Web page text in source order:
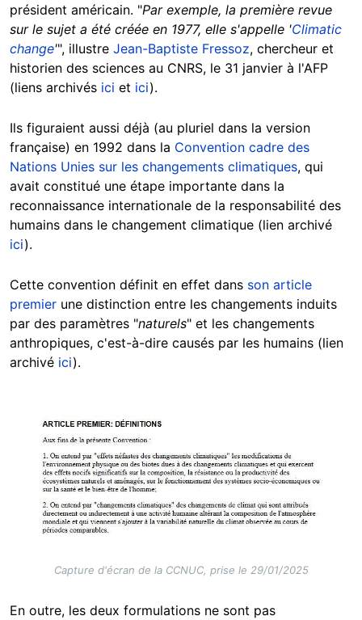
président américain. "Par exemple, la première revue
sur le sujet a été créée en 1977, elle s'appelle 'Climatic
change'", illustre Jean-Baptiste Fressoz, chercheur et
historien des sciences au CNRS, le 31 janvier à l'AFP
(liens archivés ici et ici).
Ils figuraient aussi déjà (au pluriel dans la version
française) en 1992 dans la Convention cadre des
Nations Unies sur les changements climatiques, qui
avait constitué une étape importante dans la
reconnaissance internationale de la responsabilité des
humains dans le changement climatique (lien archivé
ici).
Cette convention définit en effet dans son article
premier une distinction entre les changements induits
par des paramètres "naturels" et les changements
anthropiques, c'est-à-dire causés par les humains (lien
archivé ici).
Image
Capture d'écran de la CCNUC, prise le 29/01/2025
En outre, les deux formulations ne sont pas